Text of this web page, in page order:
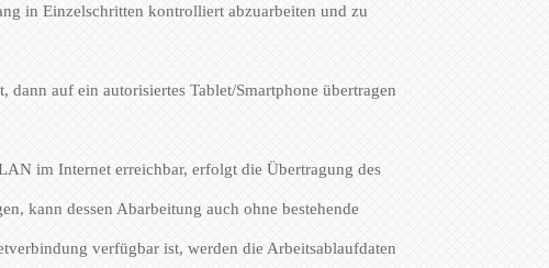
in Einzelschritten kontrolliert abzuarbeiten und zu
auf ein autorisiertes Tablet/Smartphone übertragen
im Internet erreichbar, erfolgt die Übertragung des
kann dessen Abarbeitung auch ohne bestehende
verfügbar ist, werden die Arbeitsablaufdaten